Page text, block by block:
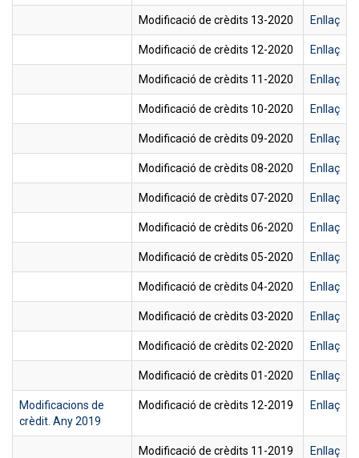
Modificació de crèdits 13-2020 Enllaç
Modificació de crèdits 12-2020 Enllaç
Modificació de crèdits 11-2020 Enllaç
Modificació de crèdits 10-2020 Enllaç
Modificació de crèdits 09-2020 Enllaç
Modificació de crèdits 08-2020 Enllaç
Modificació de crèdits 07-2020 Enllaç
Modificació de crèdits 06-2020 Enllaç
Modificació de crèdits 05-2020 Enllaç
Modificació de crèdits 04-2020 Enllaç
Modificació de crèdits 03-2020 Enllaç
Modificació de crèdits 02-2020 Enllaç
Modificació de crèdits 01-2020 Enllaç
Modificacions de
crèdit. Any 2019
Modificació de crèdits 12-2019 Enllaç
Modificació de crèdits 11-2019 Enllaç